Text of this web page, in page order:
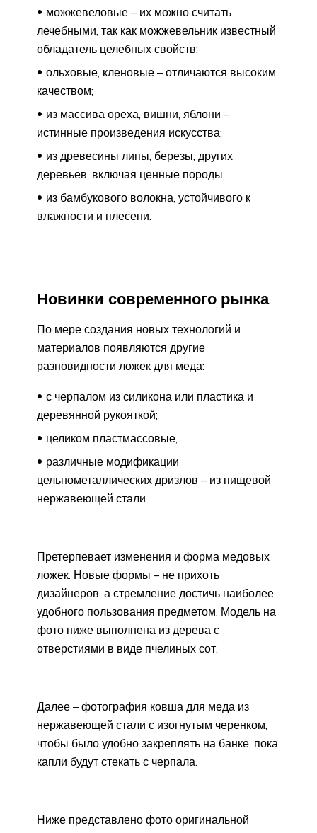
можжевеловые – их можно считать
лечебными, так как можжевельник известный
обладатель целебных свойств;
ольховые, кленовые – отличаются высоким
качеством;
из массива ореха, вишни, яблони –
истинные произведения искусства;
из древесины липы, березы, других
деревьев, включая ценные породы;
из бамбукового волокна, устойчивого к
влажности и плесени.
Новинки современного рынка
По мере создания новых технологий и
материалов появляются другие
разновидности ложек для меда:
с черпалом из силикона или пластика и
деревянной рукояткой;
целиком пластмассовые;
различные модификации
цельнометаллических дризлов – из пищевой
нержавеющей стали.
Претерпевает изменения и форма медовых
ложек. Новые формы – не прихоть
дизайнеров, а стремление достичь наиболее
удобного пользования предметом. Модель на
фото ниже выполнена из дерева с
отверстиями в виде пчелиных сот.
Далее – фотография ковша для меда из
нержавеющей стали с изогнутым черенком,
чтобы было удобно закреплять на банке, пока
капли будут стекать с черпала.
Ниже представлено фото оригинальной